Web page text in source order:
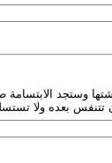
وستجد الابتسامة
تتنفس بعده ولا